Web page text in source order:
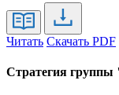
Читать Скачать PDF
Стратегия группы